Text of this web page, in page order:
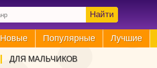
Найти
Новые Популярные Лучшие
ДЛЯ МАЛЬЧИКОВ